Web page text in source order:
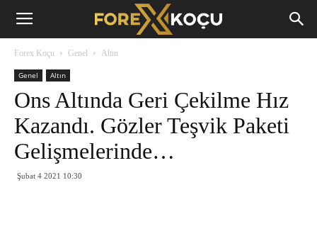
Forex
Forex Koçu Genel Altın
Genel Altın
Ons Altında Geri Çekilme Hız
Kazandı. Gözler Teşvik Paketi
Gelişmelerinde…
Şubat 4 2021 10:30